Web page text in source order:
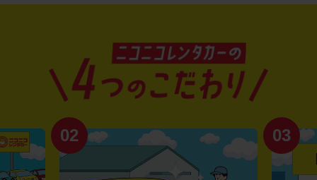
02 03